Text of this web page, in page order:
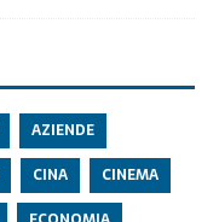
AZIENDE
CINA
CINEMA